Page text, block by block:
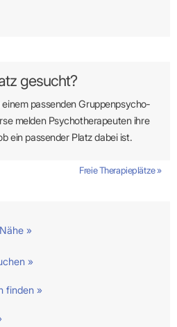
gesucht?
passenden Gruppen­psycho­
melden Psycho­­thera­­peuten ihre
ein passender Platz dabei ist.
Freie Therapieplätze »
»
»
finden »